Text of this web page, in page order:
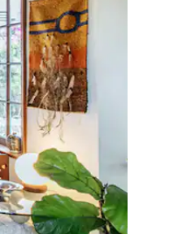
et en faisant glisser.